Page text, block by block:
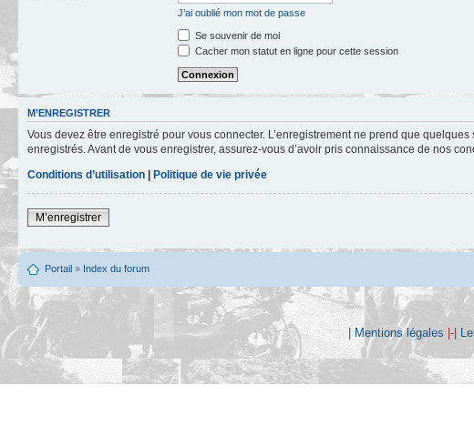
J’ai oublié mon mot de passe
Se souvenir de moi
Cacher mon statut en ligne pour cette session
M’ENREGISTRER
Vous devez être enregistré pour vous connecter. L’enregistrement ne prend que
enregistrés. Avant de vous enregistrer, assurez-vous d’avoir pris connaissance de nos
Conditions d’utilisation | Politique de vie privée
M’enregistrer
Portail » Index du forum
| Mentions légales |-|